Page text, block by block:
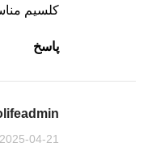
کلسیم
پاسخ
2025-04-21 در 14:55